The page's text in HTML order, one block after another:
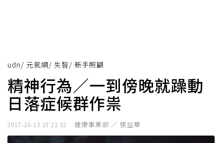
udn/ 元氣網/ 失智/ 新手照顧
精神行為／一到傍晚就躁動
日落症候群作祟
2017-10-13 19:21:52 健康事業部 ／ 張益華